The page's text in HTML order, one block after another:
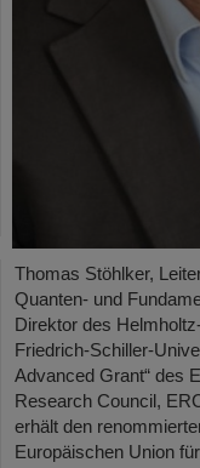
Thomas Stöhlker,
Quanten- und
Direktor des
Friedrich-Schiller-
Advanced Grant“ des
Research Council,
erhält den
Europäischen Union